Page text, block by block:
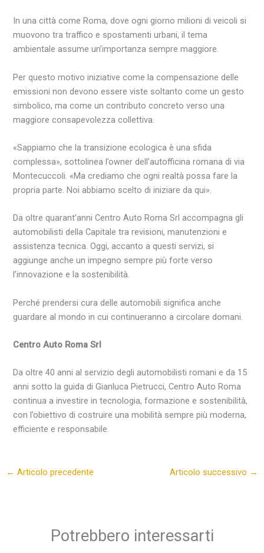
In una città come Roma, dove ogni giorno milioni di veicoli si
muovono tra traffico e spostamenti urbani, il tema
ambientale assume un’importanza sempre maggiore.
Per questo motivo iniziative come la compensazione delle
emissioni non devono essere viste soltanto come un gesto
simbolico, ma come un contributo concreto verso una
maggiore consapevolezza collettiva.
«Sappiamo che la transizione ecologica è una sfida
complessa», sottolinea l’owner dell’autofficina romana di via
Montecuccoli. «Ma crediamo che ogni realtà possa fare la
propria parte. Noi abbiamo scelto di iniziare da qui».
Da oltre quarant’anni Centro Auto Roma Srl accompagna gli
automobilisti della Capitale tra revisioni, manutenzioni e
assistenza tecnica. Oggi, accanto a questi servizi, si
aggiunge anche un impegno sempre più forte verso
l’innovazione e la sostenibilità.
Perché prendersi cura delle automobili significa anche
guardare al mondo in cui continueranno a circolare domani.
Centro Auto Roma Srl
Da oltre 40 anni al servizio degli automobilisti romani e da 15
anni sotto la guida di Gianluca Pietrucci, Centro Auto Roma
continua a investire in tecnologia, formazione e sostenibilità,
con l’obiettivo di costruire una mobilità sempre più moderna,
efficiente e responsabile.
← Articolo precedente Articolo successivo →
Potrebbero interessarti